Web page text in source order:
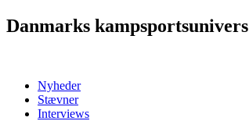
Videre
til
Danmarks kampsportsunivers
Nyheder
Stævner
Interviews